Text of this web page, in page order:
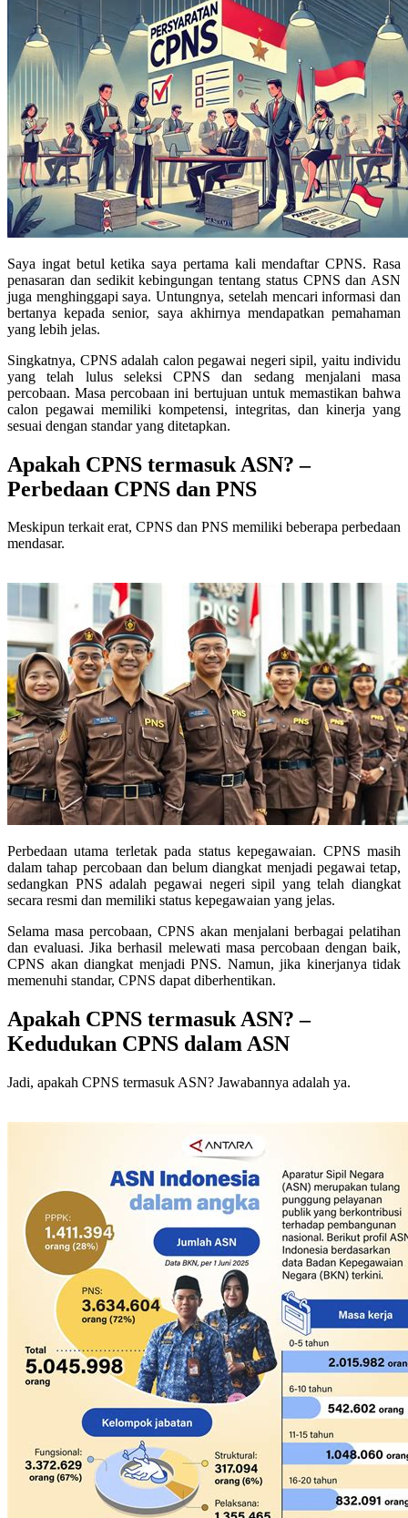
Saya ingat betul ketika saya pertama kali mendaftar CPNS. Rasa
penasaran dan sedikit kebingungan tentang status CPNS dan ASN
juga menghinggapi saya. Untungnya, setelah mencari informasi dan
bertanya kepada senior, saya akhirnya mendapatkan pemahaman
yang lebih jelas.
Singkatnya, CPNS adalah calon pegawai negeri sipil, yaitu individu
yang telah lulus seleksi CPNS dan sedang menjalani masa
percobaan. Masa percobaan ini bertujuan untuk memastikan bahwa
calon pegawai memiliki kompetensi, integritas, dan kinerja yang
sesuai dengan standar yang ditetapkan.
Apakah CPNS termasuk ASN? –
Perbedaan CPNS dan PNS
Meskipun terkait erat, CPNS dan PNS memiliki beberapa perbedaan
mendasar.
Perbedaan utama terletak pada status kepegawaian. CPNS masih
dalam tahap percobaan dan belum diangkat menjadi pegawai tetap,
sedangkan PNS adalah pegawai negeri sipil yang telah diangkat
secara resmi dan memiliki status kepegawaian yang jelas.
Selama masa percobaan, CPNS akan menjalani berbagai pelatihan
dan evaluasi. Jika berhasil melewati masa percobaan dengan baik,
CPNS akan diangkat menjadi PNS. Namun, jika kinerjanya tidak
memenuhi standar, CPNS dapat diberhentikan.
Apakah CPNS termasuk ASN? –
Kedudukan CPNS dalam ASN
Jadi, apakah CPNS termasuk ASN? Jawabannya adalah ya.